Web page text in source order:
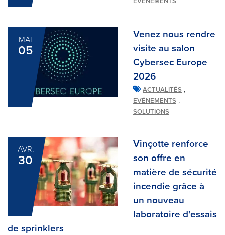
MAI
05
Venez nous rendre
visite au salon
Cybersec Europe
2026
ACTUALITÉS ,
EVÉNEMENTS ,
SOLUTIONS
AVR.
30
Vinçotte renforce
son offre en
matière de sécurité
incendie grâce à
un nouveau
laboratoire d'essais
de sprinklers